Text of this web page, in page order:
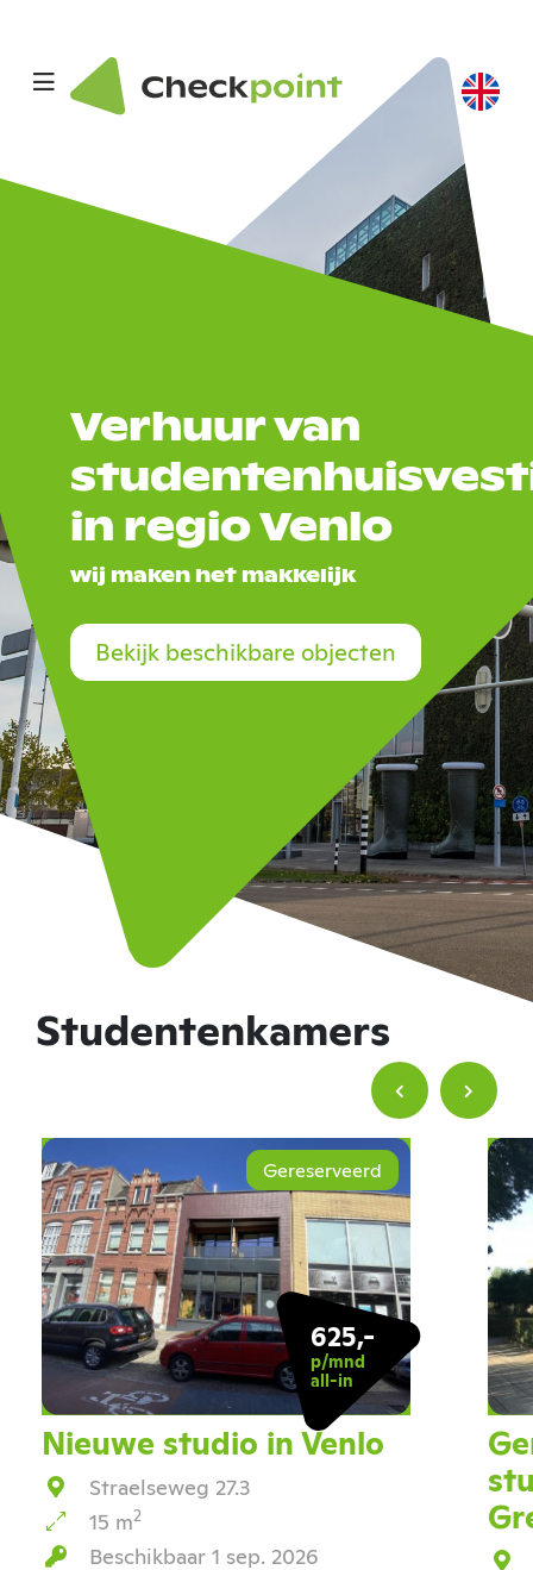
Verhuur van
in regio Venlo
wij maken het makkelijk
Bekijk beschikbare objecten
Studentenkamers
Gereserveerd
625,-
p/mnd
all-in
Nieuwe studio in Venlo
Straelseweg 27.3
15 m2
Beschikbaar 1 sep. 2026